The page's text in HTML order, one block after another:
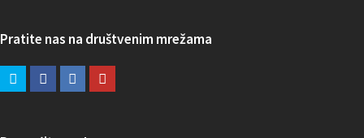
Pratite nas na društvenim mrežama